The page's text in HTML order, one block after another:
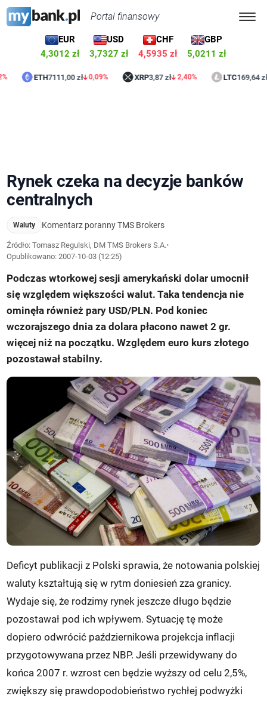
Portal finansowy
EUR
4,3012 zł
USD
3,7327 zł
CHF
4,5935 zł
GBP
5,0211 zł
ETH 7111,00 zł 0,09% XRP 3,87 zł 2,40% LTC 169,64 zł 0,49%
Rynek czeka na decyzje banków
centralnych
Waluty Komentarz poranny TMS Brokers
Źródło: Tomasz Regulski, DM TMS Brokers S.A.•
Opublikowano:2007-10-03 (12:25)
Podczas wtorkowej sesji amerykański dolar umocnił
się względem większości walut. Taka tendencja nie
ominęła również pary USD/PLN. Pod koniec
wczorajszego dnia za dolara płacono nawet 2 gr.
więcej niż na początku. Względem euro kurs złotego
pozostawał stabilny.
Deficyt publikacji z Polski sprawia, że notowania polskiej
waluty kształtują się w rytm doniesień zza granicy.
Wydaje się, że rodzimy rynek jeszcze długo będzie
pozostawał pod ich wpływem. Sytuację tę może
dopiero odwrócić październikowa projekcja inflacji
przygotowywana przez NBP. Jeśli przewidywany do
końca 2007 r. wzrost cen będzie wyższy od celu 2,5%,
zwiększy się prawdopodobieństwo rychłej podwyżki